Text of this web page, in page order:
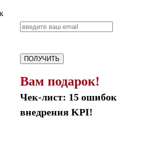
ПОЛУЧИТЬ
Вам подарок!
Чек-лист: 15 ошибок
внедрения KPI!